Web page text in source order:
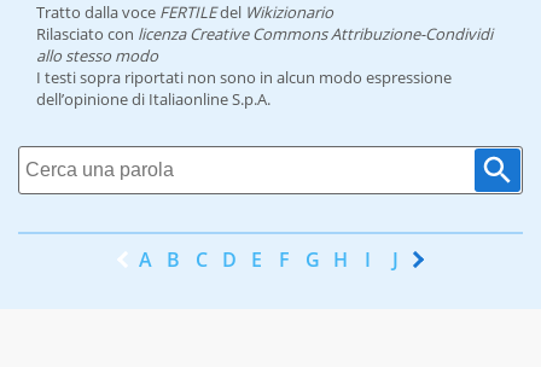
Tratto dalla voce FERTILEdel Wikizionario
Rilasciato con licenza Creative Commons Attribuzione-Condividi
allo stesso modo
I testi sopra riportati non sono in alcun modo espressione
dell’opinione di Italiaonline S.p.A.
A B C D E F G H I J K